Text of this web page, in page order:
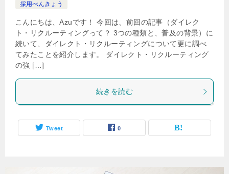
採用べんきょう
こんにちは、Azuです！ 今回は、前回の記事（ダイレク
ト・リクルーティングって？ 3つの種類と、普及の背景）に
続いて、ダイレクト・リクルーティングについて更に調べ
てみたことを紹介します。 ダイレクト・リクルーティング
の強 […]
続きを読む
Tweet 0